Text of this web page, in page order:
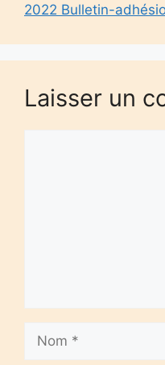
2022 Bulletin-
Laisser un